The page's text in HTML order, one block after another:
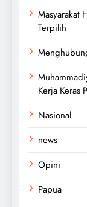
Masyarakat
Terpilih
Kerja Keras
Nasional
news
Opini
Papua